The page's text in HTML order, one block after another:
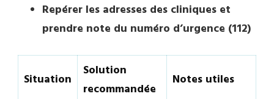
Repérer les adresses des cliniques et
prendre note du numéro d’urgence (112)
Situation
Solution
recommandée
Notes utiles